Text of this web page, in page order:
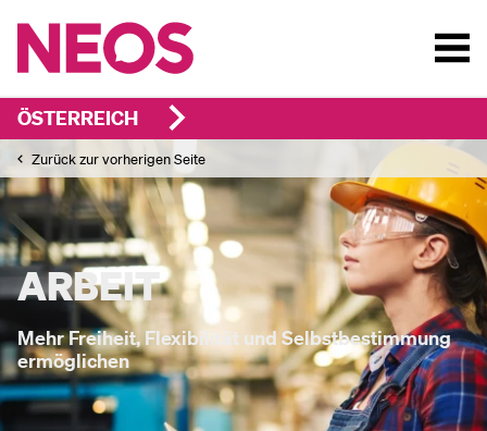
ÖSTERREICH
Zurück zur vorherigen Seite
ARBEIT
Mehr Freiheit, Flexibilität und Selbstbestimmung
ermöglichen